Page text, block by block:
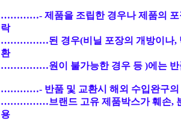
…………- 제품을 조립한 경우나 제품의 포
락
……………된 경우(비닐 포장의 개방이나,
환
……………원이 불가능한 경우 등 )에는 반
…………- 반품 및 교환시 해외 수입완구의
……………브랜드 고유 제품박스가 훼손,
용